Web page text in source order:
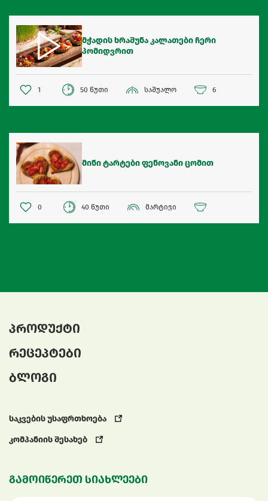
მჭადის ხრაშუნა კალათები ჩერი
პომიდვრით
1 50 წუთი საშუალო 6
მინი ტარტები ფენოვანი ცომით
0 40 წუთი მარტივი
პროდუქტი
რეცეპტები
ბლოგი
საკვების უსაფრთხოება
კომპანიის შესახებ
გამოიწერეთ სიახლეები